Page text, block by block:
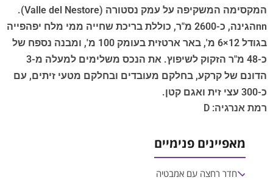
המקסימה המשקיפה על עמק נסטורה (Valle del Nestore).
nnהגינה, כ-2600 מ"ר, כוללת בריכת שחייה ממי מלח יפהפייה
בגודל 12×6 מ', באר ארטזית בעומק 100 מ', ומבנה נספח של
כ-48 מ"ר הזקוק לשיפוץ. את הנכס משלימים למעלה מ-3
הדונם של קרקע, בחלקם מעובדים ובחלקם מטעי זיתים, עם
כ-300 עצי זית ואגם קטן.
רמת אנרגיה: D
מאפיינים פנימיים
חדר רחצה עם אמבטיה